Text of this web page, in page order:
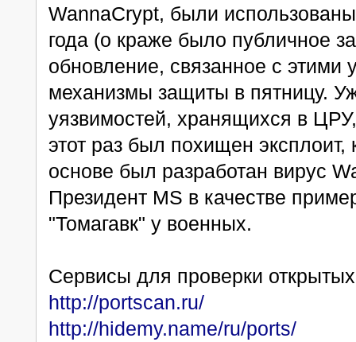
WannaCrypt, были
года (о краже было публичное
обновление, связанное с
механизмы защиты в пятницу.
уязвимостей, хранящихся в
этот раз был похищен
основе был разработан вирус
Президент MS в качестве
"Томагавк" у военных.
Сервисы для проверки
http://portscan.ru/
http://hidemy.name/ru/ports/